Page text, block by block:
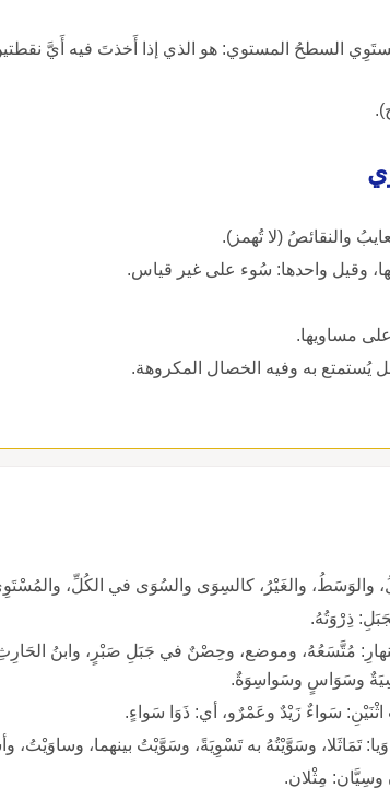
المستَوِي المستَوِي السطحُ المستوي: هو الذي إذا أَخذتَ فيه
وقيل واحدها: سُوء على غير قياس.
مساويها.
يُستمتع به وفيه الخصال المكروهة.
من النهارِ: مُتَّسَعُهُ، وموضع، وحِصْنٌ في جَبَلِ صَبْرٍ، وابنُ
وسَوَاسٍ وسَواسِوَةٌ.
تَمَاثَلا، وسَوَّيْتُهُ به تَسْوِيَةً، وسَوَّيْتُ بينهما، وساوَيْتُ،